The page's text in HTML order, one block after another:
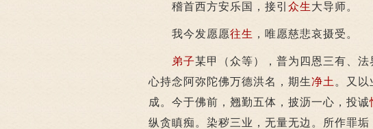
稽首西方安乐国，接引 众生大导师。
我今发愿愿往生 ，唯愿慈悲哀摄受。
弟子某甲（众等），普为四恩三有、
心持念阿弥陀佛万德洪名，期生净土 。又
成。今于佛前，翘勤五体，披沥一心，投诚
纵贪瞋痴。染秽三业，无量无边。所作罪